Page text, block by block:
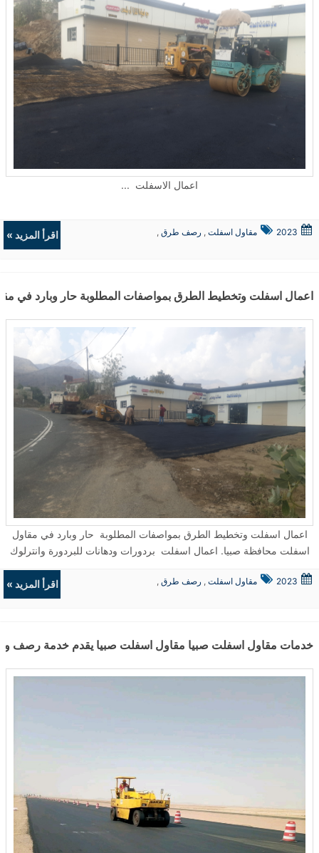
اعمال الاسفلت ...
2023 مقاول اسفلت , رصف طرق ,
اقرأ المزيد »
اعمال اسفلت وتخطيط الطرق بمواصفات المطلوبة حار وبارد في
اعمال اسفلت وتخطيط الطرق بمواصفات المطلوبة حار وبارد في مقاول
اسفلت محافظة صبيا. اعمال اسفلت بردورات ودهانات للبردورة وانترلوك
في مقاول اسفلت صبيا. عمل مظلات للمواقف ووضع علامات الطرق
المرورية والتحذيرية في مقاول اسفلت محافظة صبيا. ...
2023 مقاول اسفلت , رصف طرق ,
اقرأ المزيد »
خدمات مقاول اسفلت صبيا مقاول اسفلت صبيا يقدم خدمة رصف وسفلتة الطرق